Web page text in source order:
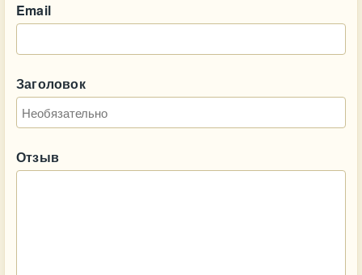
Email
Заголовок
Отзыв